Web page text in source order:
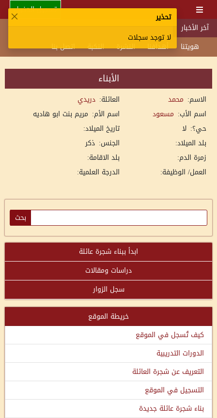
تسجيل الدخول
آخر الأخبار
هويتنا
أهدافنا النشرة النكبة اتصل بنا
الأبناء
الاسم: محمد العائلة: دريدي
اسم الأب: مسعود اسم الأم: مريم بنت ابو هاديه
حي؟: لا
تاريخ الميلاد:
بلد الميلاد:
الجنس: ذكر
زمرة الدم:
بلد الاقامة:
العمل/ الوظيفة:
الدرجة العلمية:
ابدأ ببناء شجرة عائلة
دراسات ومقالات
سجل الزوار
خريطة الموقع
كيف تُسجل في الموقع
الدورات التدريبية
التعريف عن شجرة العائلة
التسجيل في الموقع
بناء شجرة عائلة جديدة
تحذير
لا توجد سجلات